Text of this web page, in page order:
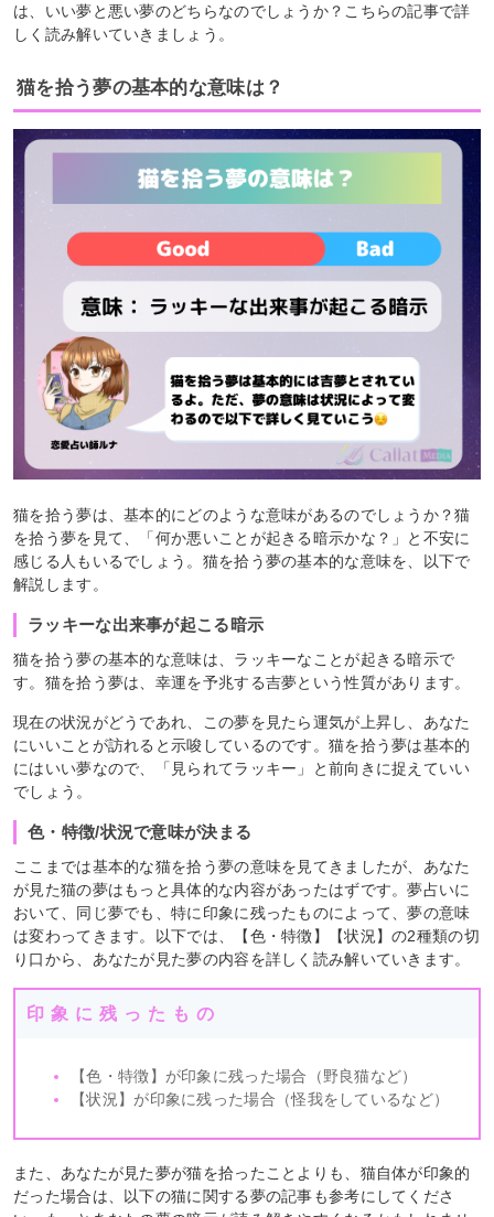
は、いい夢と悪い夢のどちらなのでしょうか？こちらの記事で詳
しく読み解いていきましょう。
猫を拾う夢の基本的な意味は？
猫を拾う夢は、基本的にどのような意味があるのでしょうか？猫
を拾う夢を見て、「何か悪いことが起きる暗示かな？」と不安に
感じる人もいるでしょう。猫を拾う夢の基本的な意味を、以下で
解説します。
ラッキーな出来事が起こる暗示
猫を拾う夢の基本的な意味は、ラッキーなことが起きる暗示で
す。猫を拾う夢は、幸運を予兆する吉夢という性質があります。
現在の状況がどうであれ、この夢を見たら運気が上昇し、あなた
にいいことが訪れると示唆しているのです。猫を拾う夢は基本的
にはいい夢なので、「見られてラッキー」と前向きに捉えていい
でしょう。
色・特徴/状況で意味が決まる
ここまでは基本的な猫を拾う夢の意味を見てきましたが、あなた
が見た猫の夢はもっと具体的な内容があったはずです。夢占いに
おいて、同じ夢でも、特に印象に残ったものによって、夢の意味
は変わってきます。以下では、【色・特徴】【状況】の2種類の切
り口から、あなたが見た夢の内容を詳しく読み解いていきます。
印象に残ったもの
【色・特徴】が印象に残った場合（野良猫など）
【状況】が印象に残った場合（怪我をしているなど）
また、あなたが見た夢が猫を拾ったことよりも、猫自体が印象的
だった場合は、以下の猫に関する夢の記事も参考にしてくださ